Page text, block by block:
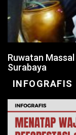
Ruwatan
Surabaya
INFOGRAFIS